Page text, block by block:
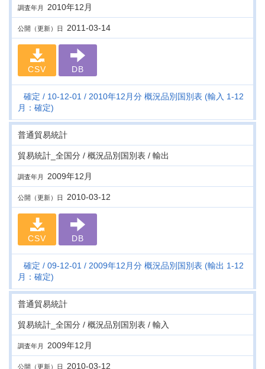
調査年月 2010年12月
公開（更新）日 2011-03-14
CSV DB
確定 10-12-01
2010年12月分 概況品別国別表 (輸入 1-12
月：確定)
普通貿易統計
貿易統計_全国分 / 概況品別国別表 / 輸出
調査年月 2009年12月
公開（更新）日 2010-03-12
CSV DB
確定 09-12-01
2009年12月分 概況品別国別表 (輸出 1-12
月：確定)
普通貿易統計
貿易統計_全国分 / 概況品別国別表 / 輸入
調査年月 2009年12月
公開（更新）日 2010-03-12